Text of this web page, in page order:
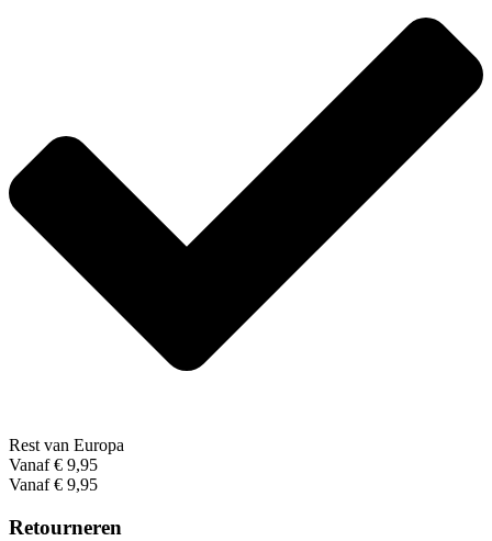
Rest van Europa
Vanaf € 9,95
Vanaf € 9,95
Retourneren